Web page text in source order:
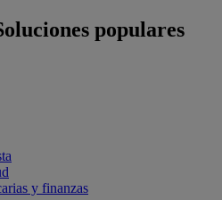
populares
y finanzas